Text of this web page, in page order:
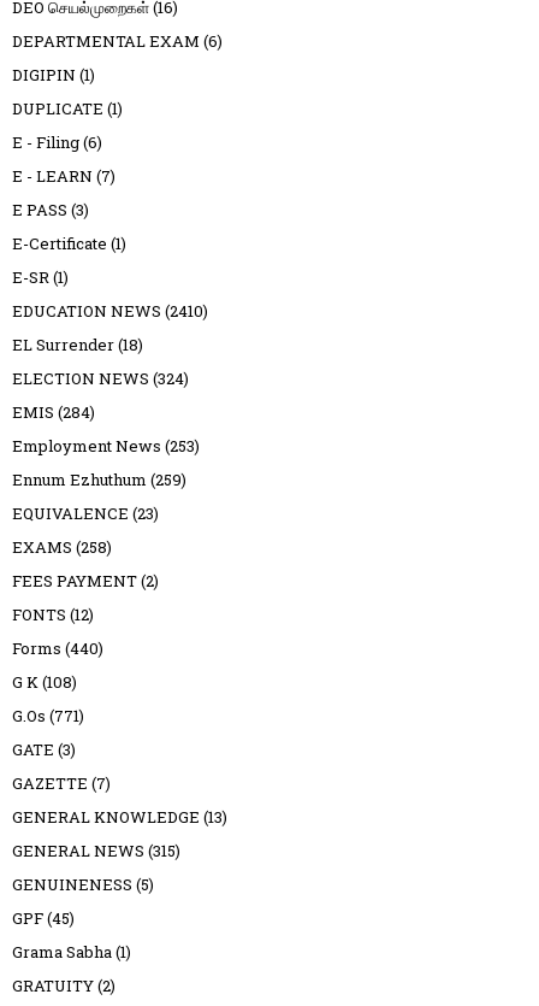
DEO செயல்முறைகள்(16)
DEPARTMENTAL EXAM (6)
DIGIPIN (1)
DUPLICATE (1)
E - Filing(6)
E - LEARN (7)
E PASS (3)
E-Certificate (1)
E-SR (1)
EDUCATION NEWS (2410)
EL Surrender(18)
ELECTION NEWS (324)
EMIS (284)
Employment News (253)
Ennum Ezhuthum (259)
EQUIVALENCE (23)
EXAMS (258)
FEES PAYMENT(2)
FONTS (12)
Forms (440)
G K (108)
G.Os (771)
GATE (3)
GAZETTE (7)
GENERAL KNOWLEDGE (13)
GENERAL NEWS (315)
GENUINENESS (5)
GPF(45)
Grama Sabha (1)
GRATUITY(2)